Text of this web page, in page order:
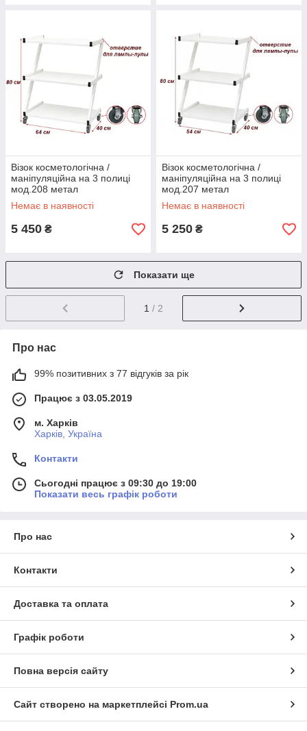
Візок косметологічна /
маніпуляційна на 3 полиці
мод.208 метал
Немає в наявності
5 450 ₴
Візок косметологічна /
маніпуляційна на 3 полиці
мод.207 метал
Немає в наявності
5 250 ₴
Показати ще
1 / 2
Про нас
99% позитивних з 77 відгуків за рік
Працює з 03.05.2019
м. Харків
Харків, Україна
Контакти
Сьогодні працює з 09:30 до 19:00
Показати весь графік роботи
Про нас
Контакти
Доставка та оплата
Графік роботи
Повна версія сайту
Сайт створено на маркетплейсі Prom.ua